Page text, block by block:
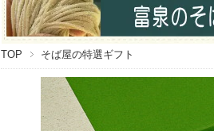
TOP そば屋の特選ギフト